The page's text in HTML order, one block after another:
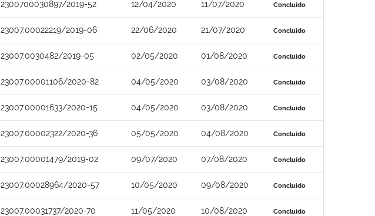
2300700030897/2019-52 12/04/2020 11/07/2020 Concluído
23007.00022219/2019-06 22/06/2020 21/07/2020 Concluído
23007.0030482/2019-05 02/05/2020 01/08/2020 Concluído
23007.00001106/2020-82 04/05/2020 03/08/2020 Concluído
23007.00001633/2020-15 04/05/2020 03/08/2020 Concluído
23007.00002322/2020-36 05/05/2020 04/08/2020 Concluído
23007.00001479/2019-02 09/07/2020 07/08/2020 Concluído
23007.00028964/2020-57 10/05/2020 09/08/2020 Concluído
23007.00031737/2020-70 11/05/2020 10/08/2020 Concluído